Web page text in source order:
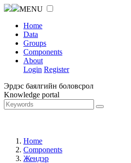
MENU
Home
Data
Groups
Components
About
Login Register
Эрдэс баялгийн боловсрол
Knowledge portal
Home
Components
Жендэр